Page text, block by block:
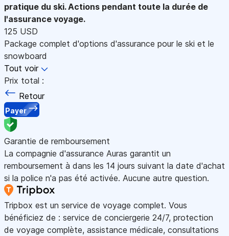
pratique du ski. Actions pendant toute la durée de
l'assurance voyage.
125 USD
Package complet d'options d'assurance pour le ski et le
snowboard
Tout voir
Prix total :
Retour
Payer
Garantie de remboursement
La compagnie d'assurance Auras garantit un
remboursement à dans les 14 jours suivant la date d'achat
si la police n'a pas été activée. Aucune autre question.
Tripbox est un service de voyage complet. Vous
bénéficiez de : service de conciergerie 24/7, protection
de voyage complète, assistance médicale, consultations